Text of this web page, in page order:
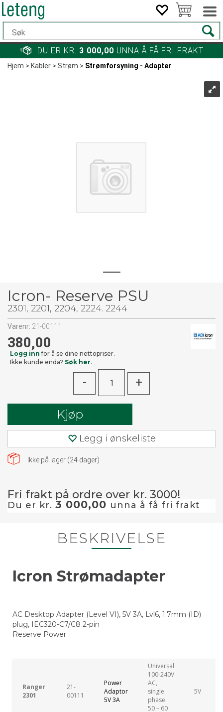
DU ER KR. 3 000,00 UNNA Å FÅ FRI FRAKT
Hjem>Kabler>Strøm>Strømforsyning - Adapter
Icron- Reserve PSU
2301, 2201, 2204, 2224. 2244
Varenr: 21-00111
380,00
Logg inn for å se dine nettopriser.
Ikke kunde enda? Søk her.
- +
Kjøp
Legg i ønskeliste
Ikke på lager (24 dager)
Fri frakt på ordre over kr. 3000!
Du er kr. 3 000,00 unna å få fri frakt
BESKRIVELSE
Icron Strømadapter
AC Desktop Adapter (Level VI), 5V 3A, Lvl6, 1.7mm (ID)
plug, IEC320-C7/C8 2-pin
Reserve Power
Ranger
2301
21-
00111
Power
Adaptor
5V 3A
Universal
100-240V
AC,
single
phase.
50 – 60
5V